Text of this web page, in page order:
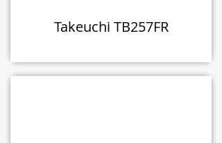
Takeuchi TB257FR